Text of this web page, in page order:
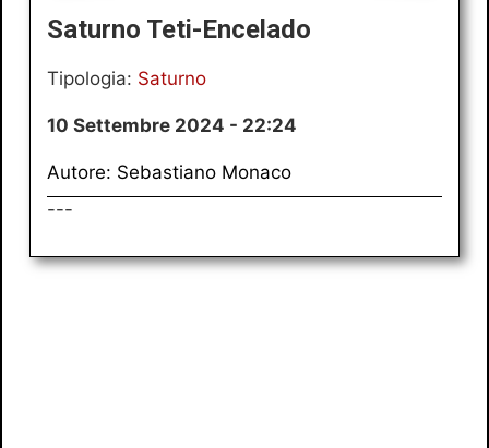
Saturno Teti-Encelado
Tipologia: Saturno
10 Settembre 2024 - 22:24
Autore: Sebastiano Monaco
---